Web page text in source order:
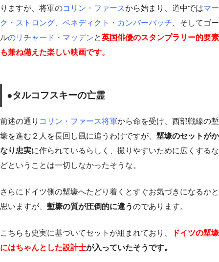
りますが、将軍のコリン・ファースから始まり、道中ではマー
ク・ストロング、ベネディクト・カンバーバッチ 、そしてゴー
ルのリチャード・マッデンと英国俳優のスタンプラリー的要素
も兼ね備えた楽しい映画です。
●タルコフスキーの亡霊
前述の通り コリン・ファース将軍から命を受け、西部戦線の塹
壕を進む２人を長回し風に追うわけですが、 塹壕のセットがか
なり忠実に作られているらしく、撮りやすいために広くするな
どということは一切しなかったそうな。
さらにドイツ側の塹壕へたどり着くとすぐお気づきになるかと
思いますが、 塹壕の質が圧倒的に違うのであります。
こちらも史実に基づいてセットが組まれており、
ドイツの塹壕
にはちゃんとした設計士が入っていたそうです。